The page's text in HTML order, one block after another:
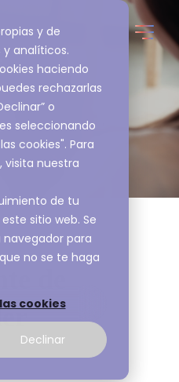
y de
analíticos.
haciendo
rechazarlas
o
seleccionando
cookies". Para
visita nuestra
de tu
sitio web. Se
para
no se te haga
cookies
Declinar
de